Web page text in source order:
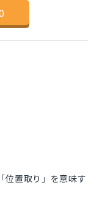
置取り」を意味す